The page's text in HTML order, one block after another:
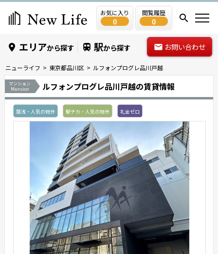
お気に入り
0
閲覧履歴
0
エリアから探す 駅から探す お問い合わせ
ニューライフ 東京都品川区 ルフォンプログレ品川戸越
マンション
Mansion
ルフォンプログレ品川戸越の賃貸情報
築浅・人気の物件 駅チカ・人気の物件 礼金ゼロ